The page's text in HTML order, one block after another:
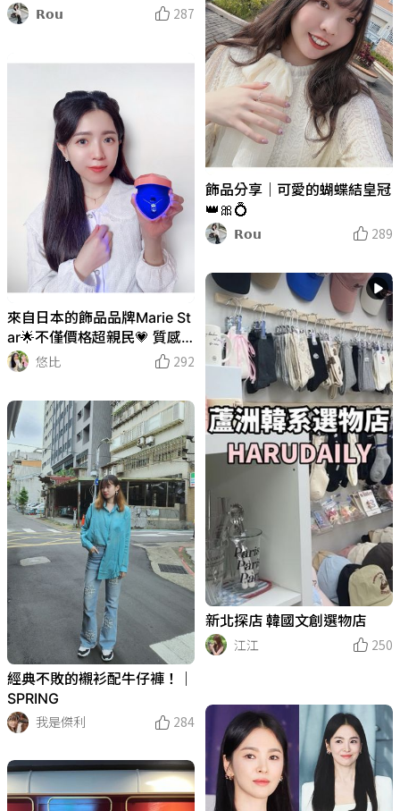
𝗥𝗼𝘂
287
飾品分享｜可愛的蝴蝶結皇冠
👑🎀💍
𝗥𝗼𝘂
289
來自日本的飾品品牌Marie St
ar🌟不僅價格超親民💗 質感
和設計也讓我大大驚豔🎀 #m
ariestar #飾品
悠比 292
新北探店 韓國文創選物店
江江
250
經典不敗的襯衫配牛仔褲！｜
SPRING
我是傑利
284